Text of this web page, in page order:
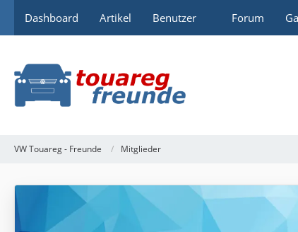
Dashboard Artikel Benutzer Forum
VW Touareg - Freunde Mitglieder